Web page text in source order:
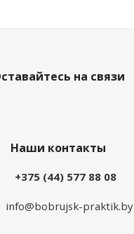
на связи
Наши контакты
+375 (44) 577 88 08
info@bobrujsk-praktik.by